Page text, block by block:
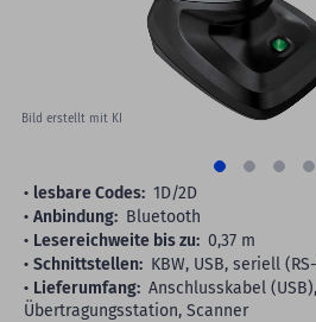
Bild erstellt mit KI
lesbare Codes: 1D/2D
Anbindung: Bluetooth
Lesereichweite bis zu: 0,37 m
Schnittstellen: KBW, USB, seriell
Lieferumfang: Anschlusskabel
Übertragungsstation, Scanner